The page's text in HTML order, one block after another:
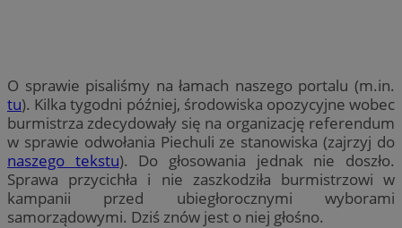
O sprawie pisaliśmy na łamach naszego portalu (m.in.
tu). Kilka tygodni później, środowiska opozycyjne wobec
burmistrza zdecydowały się na organizację referendum
w sprawie odwołania Piechuli ze stanowiska (zajrzyj do
naszego tekstu). Do głosowania jednak nie doszło.
Sprawa przycichła i nie zaszkodziła burmistrzowi w
kampanii przed ubiegłorocznymi wyborami
samorządowymi. Dziś znów jest o niej głośno.